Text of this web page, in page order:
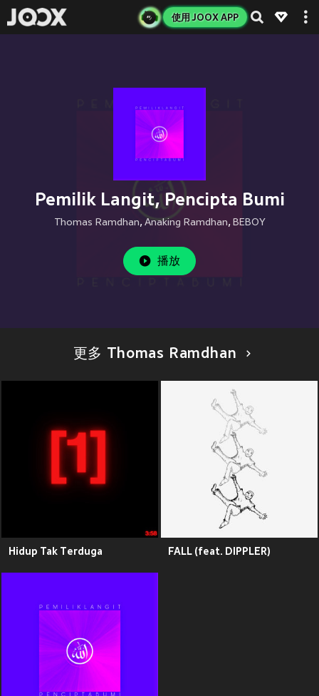
使用 JOOX APP
Pemilik Langit, Pencipta Bumi
Thomas Ramdhan, Anaking Ramdhan, BEBOY
播放
更多 Thomas Ramdhan
Hidup Tak Terduga FALL (feat. DIPPLER)